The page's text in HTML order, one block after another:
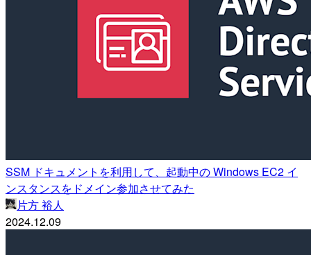
SSM ドキュメントを利用して、起動中の Windows EC2 イ
ンスタンスをドメイン参加させてみた
片方 裕人
2024.12.09